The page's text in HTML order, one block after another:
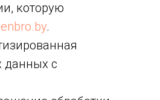
которую
.
данных с